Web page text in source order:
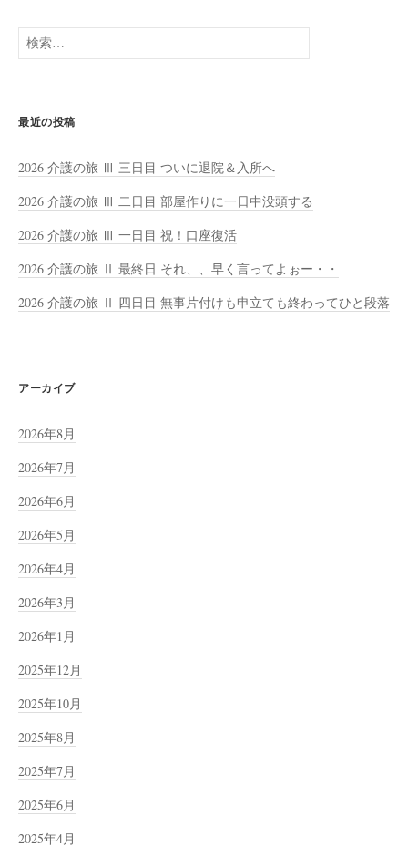
検
索:
最近の投稿
2026 介護の旅 Ⅲ 三日目 ついに退院＆入所へ
2026 介護の旅 Ⅲ 二日目 部屋作りに一日中没頭する
2026 介護の旅 Ⅲ 一日目 祝！口座復活
2026 介護の旅 Ⅱ 最終日 それ、、早く言ってよぉー・・
2026 介護の旅 Ⅱ 四日目 無事片付けも申立ても終わってひと段落
アーカイブ
2026年8月
2026年7月
2026年6月
2026年5月
2026年4月
2026年3月
2026年1月
2025年12月
2025年10月
2025年8月
2025年7月
2025年6月
2025年4月